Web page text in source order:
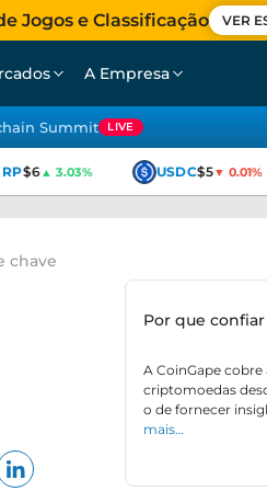
Jogos e Classificação VER
A Empresa
Summit LIVE
$6▲ 3.03% USDC$5▼ 0.01%
chave
Por que
A CoinGape
criptomoedas
o de fornecer
mais…